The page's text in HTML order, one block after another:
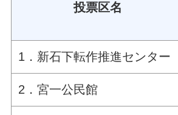
投票区名
1．新石下転作推進センター
2．宮一公民館